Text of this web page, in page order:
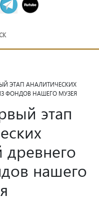
ЭТАП АНАЛИТИЧЕСКИХ
ФОНДОВ НАШЕГО МУЗЕЯ
этап
древнего
нашего